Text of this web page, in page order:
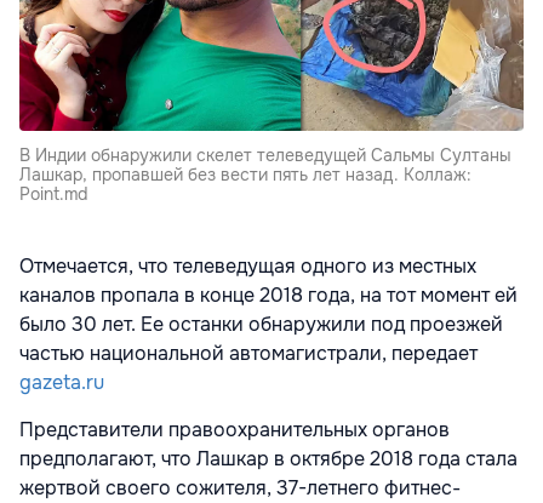
В Индии обнаружили скелет телеведущей Сальмы Султаны
Лашкар, пропавшей без вести пять лет назад. Коллаж:
Point.md
Отмечается, что телеведущая одного из местных
каналов пропала в конце 2018 года, на тот момент ей
было 30 лет. Ее останки обнаружили под проезжей
частью национальной автомагистрали, передает
gazeta.ru
Представители правоохранительных органов
предполагают, что Лашкар в октябре 2018 года стала
жертвой своего сожителя, 37-летнего фитнес-